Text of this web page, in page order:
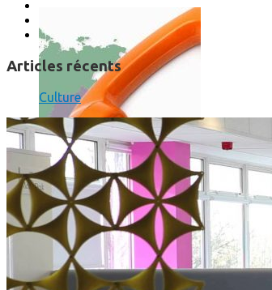
SmartPhone
Articles récents
Culture